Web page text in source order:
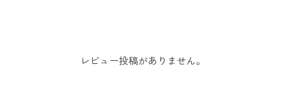
レビュー投稿がありません。